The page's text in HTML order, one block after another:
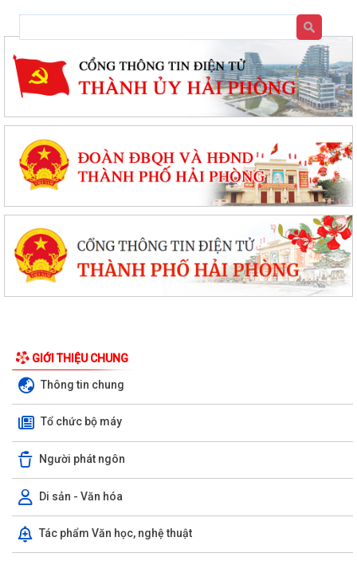
GIỚI THIỆU CHUNG
Thông tin chung
Tổ chức bộ máy
Người phát ngôn
Di sản - Văn hóa
Tác phẩm Văn học, nghệ thuật
PHƯỜNG NGÔ QUYỀN THÔNG TIN VỀ VỤ CHÁY TẠI ĐƯỜNG TRẦN